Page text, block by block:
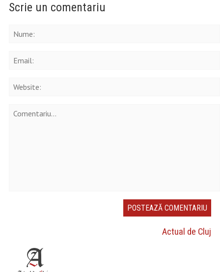
Scrie un comentariu
Actual de Cluj